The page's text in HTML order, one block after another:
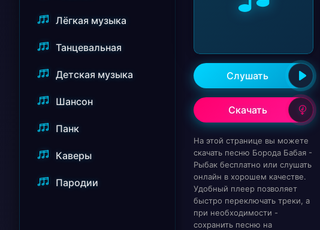
Лёгкая музыка
Танцевальная
Детская музыка
Шансон
Панк
Каверы
Пародии
Слушать
Скачать
На этой странице вы можете
скачать песню Борода Бабая -
Рыбак бесплатно или слушать
онлайн в хорошем качестве.
Удобный плеер позволяет
быстро переключать треки, а
при необходимости -
сохранить песню на